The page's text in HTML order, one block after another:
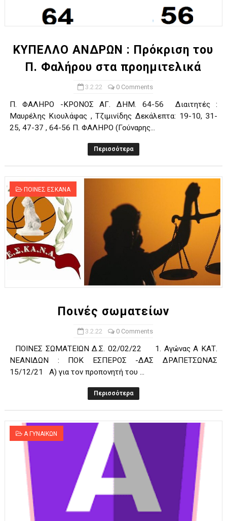
ΚΥΠΕΛΛΟ ΑΝΔΡΩΝ : Πρόκριση του
Π. Φαλήρου στα προημιτελικά
3.2.22 0 Comments
Π. ΦΑΛΗΡΟ -ΚΡΟΝΟΣ ΑΓ. ΔΗΜ. 64-56 Διαιτητές :
Μαυρέλης Κιουλάφας , Τζιμινίδης Δεκάλεπτα: 19-10, 31-
25, 47-37 , 64-56 Π. ΦΑΛΗΡΟ (Γούναρης...
Περισσότερα
ΠΟΙΝΕΣ ΕΣΚΑΝΑ
Ποινές σωματείων
3.2.22 0 Comments
ΠΟΙΝΕΣ ΣΩΜΑΤΕΙΩΝ Δ.Σ. 02/02/22 1. Αγώνας Α ΚΑΤ.
ΝΕΑΝΙΔΩΝ : ΠΟΚ ΕΣΠΕΡΟΣ -ΔΑΣ ΔΡΑΠΕΤΣΩΝΑΣ
15/12/21 Α) για τον προπονητή του ...
Περισσότερα
Α ΓΥΝΑΙΚΩΝ